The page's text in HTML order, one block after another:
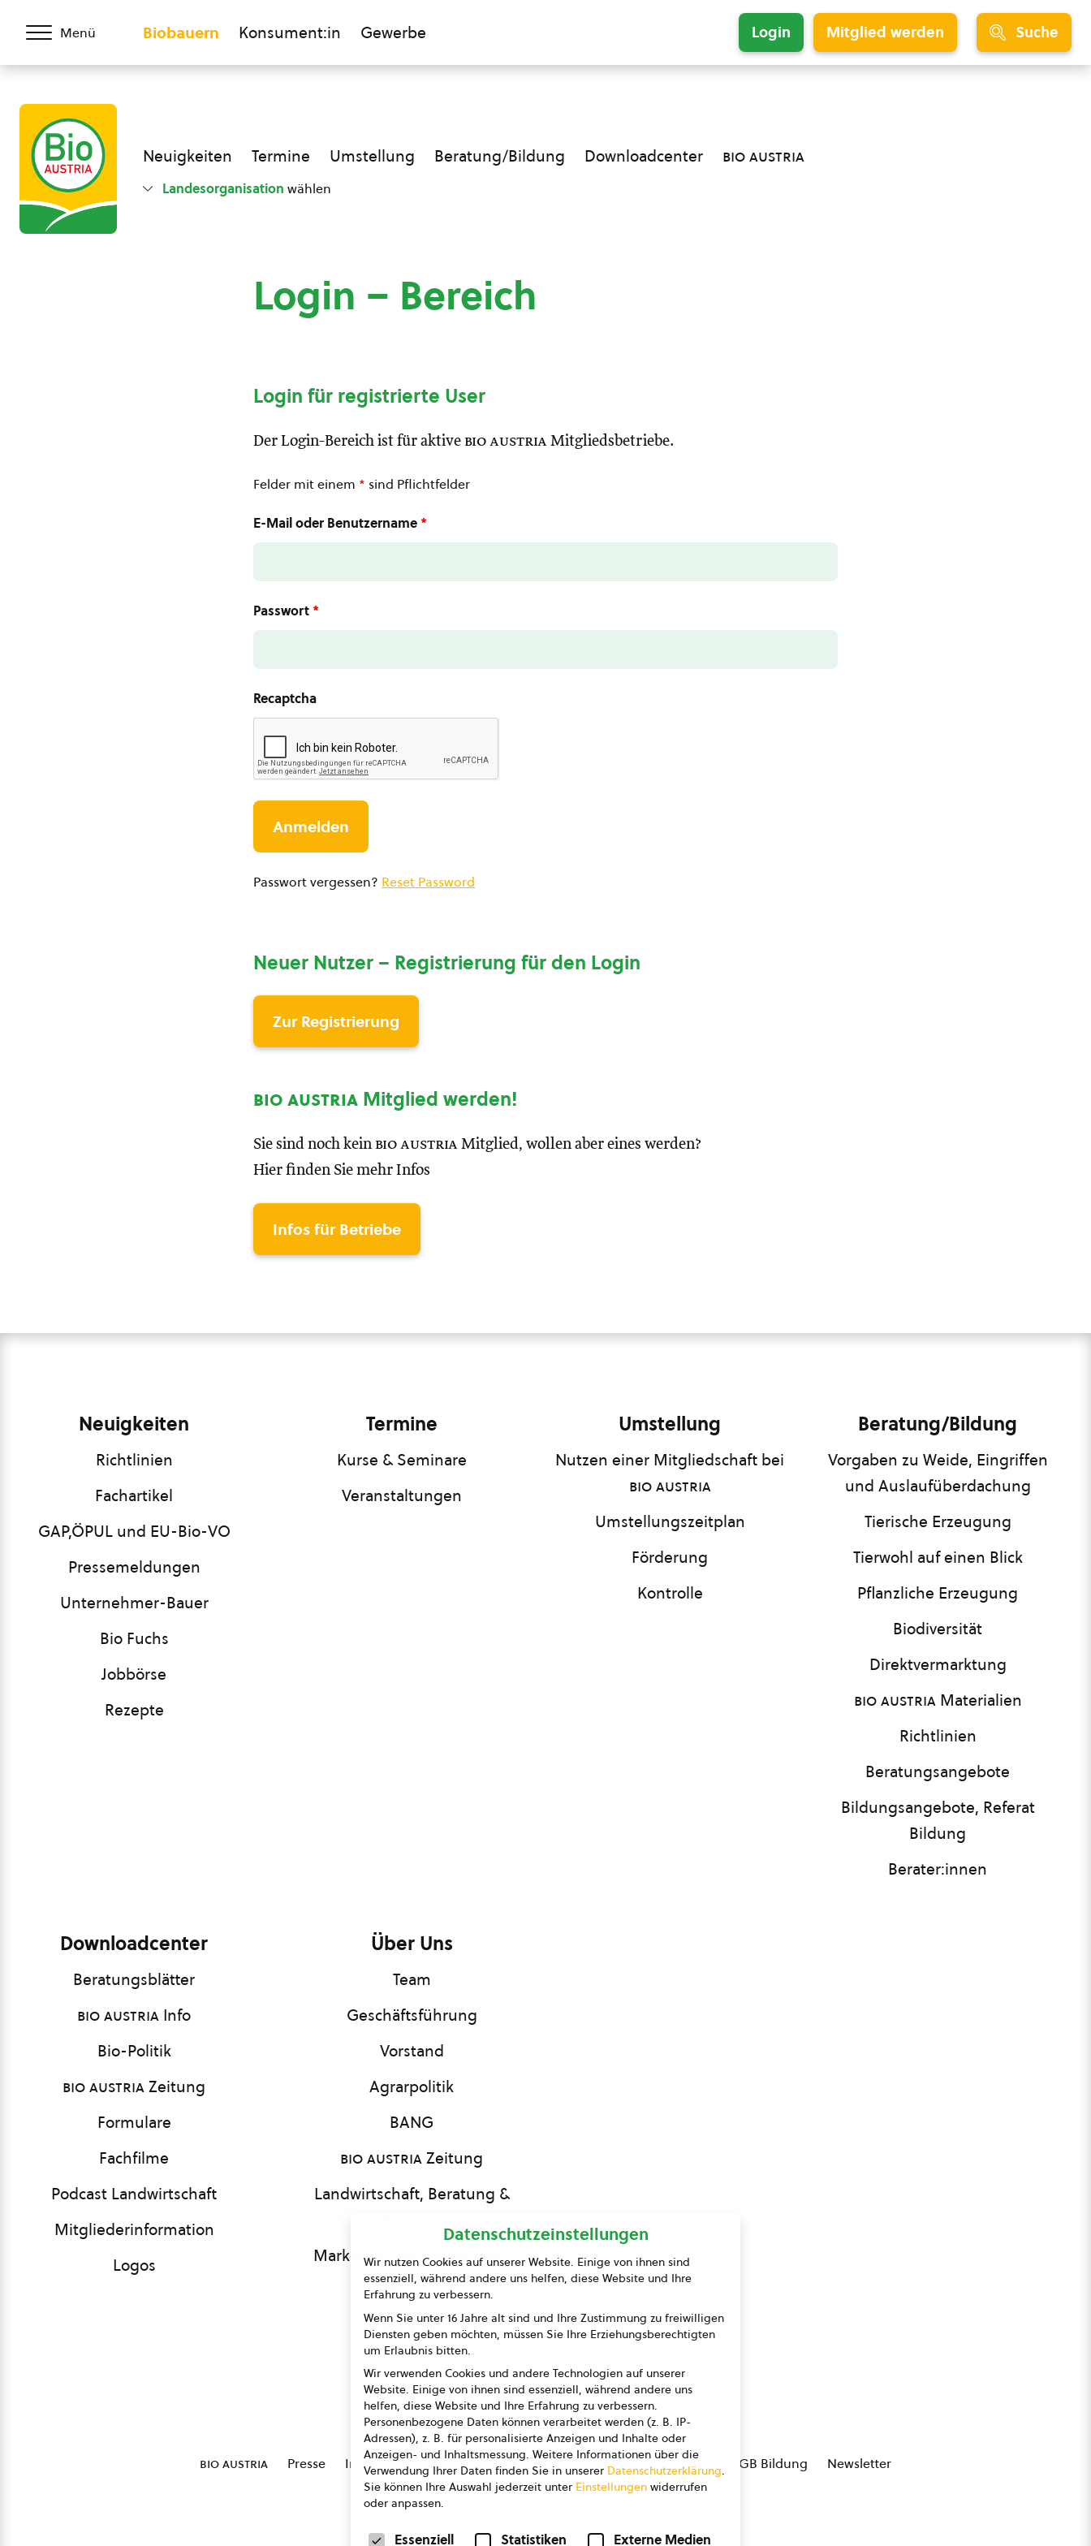
Menü Biobauern Konsument:in Gewerbe Login Mitglied werden Suche
Neuigkeiten Termine Umstellung Beratung/Bildung Downloadcenter bio austria
Landesorganisation wählen
Login – Bereich
Login für registrierte User
Der Login-Bereich ist für aktive bio austria Mitgliedsbetriebe.
Felder mit einem * sind Pflichtfelder
E-Mail oder Benutzername *
Passwort *
Recaptcha
Passwort vergessen? Reset Password
Neuer Nutzer – Registrierung für den Login
Zur Registrierung
bio austria Mitglied werden!
Sie sind noch kein bio austria Mitglied, wollen aber eines werden?
Hier finden Sie mehr Infos
Infos für Betriebe
Neuigkeiten
Richtlinien
Fachartikel
GAP,ÖPUL und EU-Bio-VO
Pressemeldungen
Unternehmer-Bauer
Bio Fuchs
Jobbörse
Rezepte
Termine
Kurse & Seminare
Veranstaltungen
Umstellung
Nutzen einer Mitgliedschaft bei
bio austria
Umstellungszeitplan
Förderung
Kontrolle
Beratung/Bildung
Vorgaben zu Weide, Eingriffen
und Auslaufüberdachung
Tierische Erzeugung
Tierwohl auf einen Blick
Pflanzliche Erzeugung
Biodiversität
Direktvermarktung
bio austriaMaterialien
Richtlinien
Beratungsangebote
Bildungsangebote, Referat
Bildung
Berater:innen
Downloadcenter
Beratungsblätter
bio austria Info
Bio-Politik
bio austriaZeitung
Formulare
Fachfilme
Podcast Landwirtschaft
Mitgliederinformation
Logos
Über Uns
Team
Geschäftsführung
Vorstand
Agrarpolitik
BANG
bio austriaZeitung
Landwirtschaft, Beratung &
Marketing und Information
Presse
Kontakt
bio austria Presse Impressum Datenschutz AGB AGB Marketing GmbH AGB Bildung Newsletter
Datenschutzeinstellungen
Wir nutzen Cookies auf unserer Website. Einige von ihnen sind
essenziell, während andere uns helfen, diese Website und Ihre
Erfahrung zu verbessern.
Wenn Sie unter 16 Jahre alt sind und Ihre Zustimmung zu freiwilligen
Diensten geben möchten, müssen Sie Ihre Erziehungsberechtigten
um Erlaubnis bitten.
Wir verwenden Cookies und andere Technologien auf unserer
Website. Einige von ihnen sind essenziell, während andere uns
helfen, diese Website und Ihre Erfahrung zu verbessern.
Personenbezogene Daten können verarbeitet werden (z. B. IP-
Adressen), z. B. für personalisierte Anzeigen und Inhalte oder
Anzeigen- und Inhaltsmessung. Weitere Informationen über die
Verwendung Ihrer Daten finden Sie in unserer Datenschutzerklärung.
Sie können Ihre Auswahl jederzeit unter Einstellungen widerrufen
oder anpassen.
Datenschutzeinstellungen
Essenziell Statistiken Externe Medien